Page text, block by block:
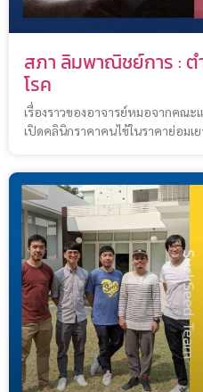
สภา ลิมพาณิชย์การ : ต
โรค
เรื่องราวของอาจารย์หมอจากคณ
เปิดคลินิกราคาคนไข้ในราคาย่อมเย